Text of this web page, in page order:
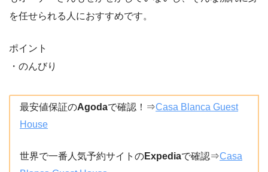
を任せられる人におすすめです。
ポイント
・のんびり
最安値保証のAgodaで確認！⇒Casa Blanca Guest
House
世界で一番人気予約サイトのExpediaで確認⇒Casa